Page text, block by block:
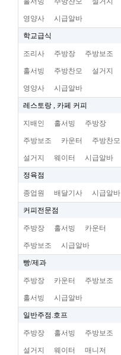
영양사 시급알바
학교급식
조리사 주방장 주방보조
홀서빙 주방찬모 설거지
영양사 시급알바
레스토랑 , 카페 커피
지배인 홀서빙 주방장
주방보조 카운터 주방찬모
설거지 웨이터 시급알바
정육점
종업원 배달기사 시급알바
커피전문점
주방장 홀서빙 카운터
주방보조 시급알바
빵/제과
주방장 카운터 주방보조
홀서빙 시급알바
일반주점.호프
주방장 홀서빙 주방보조
설거지 웨이터 매니저